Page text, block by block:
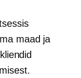
maad ja